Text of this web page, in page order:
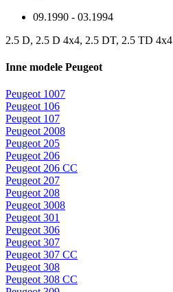
09.1990 - 03.1994
2.5 D, 2.5 D 4x4, 2.5 DT, 2.5 TD 4x4
Inne modele Peugeot
Peugeot 1007
Peugeot 106
Peugeot 107
Peugeot 2008
Peugeot 205
Peugeot 206
Peugeot 206 CC
Peugeot 207
Peugeot 208
Peugeot 3008
Peugeot 301
Peugeot 306
Peugeot 307
Peugeot 307 CC
Peugeot 308
Peugeot 308 CC